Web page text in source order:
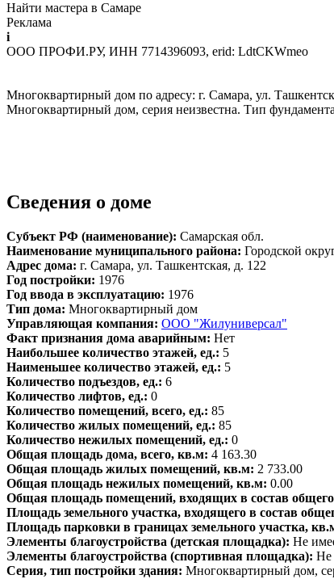
Найти мастера в Самаре
Реклама
i
ООО ПРОФИ.РУ, ИНН 7714396093, erid: LdtCKWmeo
Многоквартирный дом по адресу: г. Самара, ул.
Многоквартирный дом, серия неизвестна. Тип
Сведения о доме
Субъект РФ (наименование): Самарская обл.
Наименование муниципального района: Городской
Адрес дома: г. Самара, ул. Ташкентская, д. 122
Год постройки: 1976
Год ввода в эксплуатацию: 1976
Тип дома: Многоквартирный дом
Управляющая компания: ООО "Жилуниверсал"
Факт признания дома аварийным: Нет
Наибольшее количество этажей, ед.: 5
Наименьшее количество этажей, ед.: 5
Количество подъездов, ед.: 6
Количество лифтов, ед.: 0
Количество помещений, всего, ед.: 85
Количество жилых помещений, ед.: 85
Количество нежилых помещений, ед.: 0
Общая площадь дома, всего, кв.м: 4 163.30
Общая площадь жилых помещений, кв.м: 2 733.00
Общая площадь нежилых помещений, кв.м: 0.00
Общая площадь помещений, входящих в состав
Площадь земельного участка, входящего в состав
Площадь парковки в границах земельного участка,
Элементы благоустройства (детская площадка): Не
Элементы благоустройства (спортивная площадка): Не
Серия, тип постройки здания: Многоквартирный дом,